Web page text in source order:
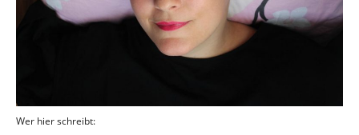
Wer hier schreibt: